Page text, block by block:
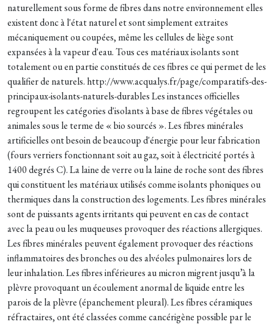
naturellement sous forme de fibres dans notre environnement elles
existent donc à l'état naturel et sont simplement extraites
mécaniquement ou coupées, même les cellules de liège sont
expansées à la vapeur d'eau. Tous ces matériaux isolants sont
totalement ou en partie constitués de ces fibres ce qui permet de les
qualifier de naturels. http://www.acqualys.fr/page/comparatifs-des-
principaux-isolants-naturels-durables Les instances officielles
regroupent les catégories d'isolants à base de fibres végétales ou
animales sous le terme de « bio sourcés ». Les fibres minérales
artificielles ont besoin de beaucoup d'énergie pour leur fabrication
(fours verriers fonctionnant soit au gaz, soit à électricité portés à
1400 degrés C). La laine de verre ou la laine de roche sont des fibres
qui constituent les matériaux utilisés comme isolants phoniques ou
thermiques dans la construction des logements. Les fibres minérales
sont de puissants agents irritants qui peuvent en cas de contact
avec la peau ou les muqueuses provoquer des réactions allergiques.
Les fibres minérales peuvent également provoquer des réactions
inflammatoires des bronches ou des alvéoles pulmonaires lors de
leur inhalation. Les fibres inférieures au micron migrent jusqu’à la
plèvre provoquant un écoulement anormal de liquide entre les
parois de la plèvre (épanchement pleural). Les fibres céramiques
réfractaires, ont été classées comme cancérigène possible par le